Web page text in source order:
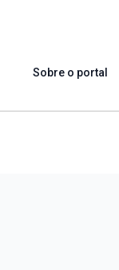
Sobre o portal